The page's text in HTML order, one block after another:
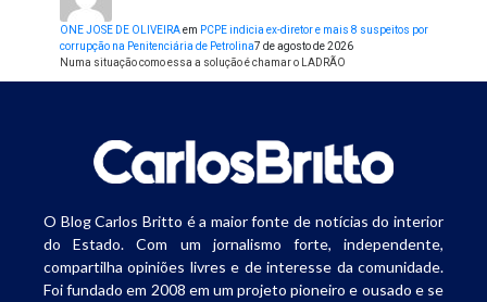
ONE JOSE DE OLIVEIRAem PCPE indicia ex-diretor e mais 8 suspeitos por
corrupção na Penitenciária de Petrolina7 de agosto de 2026
Numa situação como essa a solução é chamar o LADRÃO
O Blog Carlos Britto é a maior fonte de notícias do interior
do Estado. Com um jornalismo forte, independente,
compartilha opiniões livres e de interesse da comunidade.
Foi fundado em 2008 em um projeto pioneiro e ousado e se